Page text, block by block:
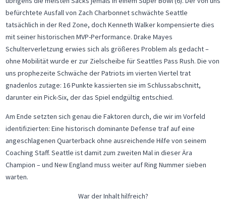
befürchtete Ausfall von Zach Charbonnet schwächte Seattle
tatsächlich in der Red Zone, doch Kenneth Walker kompensierte dies
mit seiner historischen MVP-Performance. Drake Mayes
Schulterverletzung erwies sich als größeres Problem als gedacht –
ohne Mobilität wurde er zur Zielscheibe für Seattles Pass Rush. Die von
uns prophezeite Schwäche der Patriots im vierten Viertel trat
gnadenlos zutage: 16 Punkte kassierten sie im Schlussabschnitt,
darunter ein Pick-Six, der das Spiel endgültig entschied.
Am Ende setzten sich genau die Faktoren durch, die wir im Vorfeld
identifizierten: Eine historisch dominante Defense traf auf eine
angeschlagenen Quarterback ohne ausreichende Hilfe von seinem
Coaching Staff. Seattle ist damit zum zweiten Mal in dieser Ära
Champion – und New England muss weiter auf Ring Nummer sieben
warten.
War der Inhalt hilfreich?